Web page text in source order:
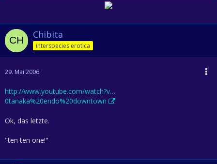
Chibita
interspecies erotica
29. Mai 2006
http://www.youtube.com/watch?v…
0tanaka%20endo%20downtown
Ok, das letzte.
"ten ten one!"